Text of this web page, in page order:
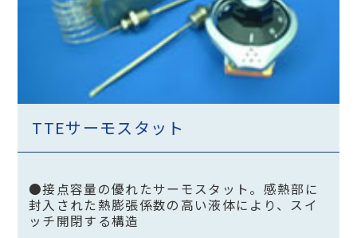
TTEサーモスタット
●接点容量の優れたサーモスタット。感熱部に
封入された熱膨張係数の高い液体により、スイ
ッチ開閉する構造